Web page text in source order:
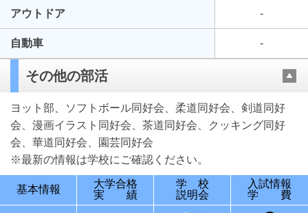
アウトドア -
自動車 -
その他の部活
ヨット部、ソフトボール同好会、柔道同好会、剣道同好
会、漫画イラスト同好会、茶道同好会、クッキング同好
会、華道同好会、園芸同好会
※最新の情報は学校にご確認ください。
基本情報
大学合格
実 績
学 校
説明会
入試情報
学 費